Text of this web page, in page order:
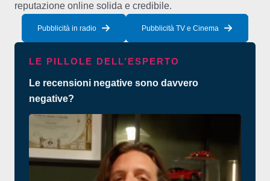
reputazione online solida e credibile.
Pubblicità in radio Pubblicità TV e Cinema
LE PILLOLE DELL’ESPERTO
Le recensioni negative sono davvero
negative?